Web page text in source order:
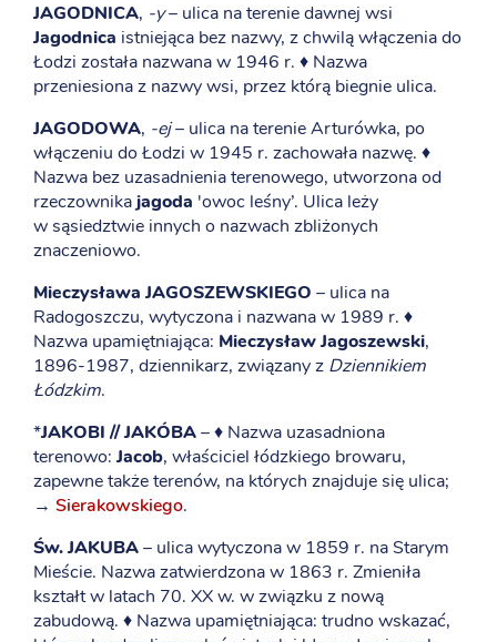
JAGODNICA, -y– ulica na terenie dawnej wsi
Jagodnica istniejąca bez nazwy, z chwilą włączenia do
Łodzi została nazwana w 1946 r. ♦ Nazwa
przeniesiona z nazwy wsi, przez którą biegnie ulica.
JAGODOWA, -ej– ulica na terenie Arturówka, po
włączeniu do Łodzi w 1945 r. zachowała nazwę. ♦
Nazwa bez uzasadnienia terenowego, utworzona od
rzeczownikajagoda 'owoc leśny’. Ulica leży
w sąsiedztwie innych o nazwach zbliżonych
znaczeniowo.
Mieczysława JAGOSZEWSKIEGO – ulica na
Radogoszczu, wytyczona i nazwana w 1989 r. ♦
Nazwa upamiętniająca: Mieczysław Jagoszewski,
1896-1987, dziennikarz, związany z Dziennikiem
Łódzkim.
*JAKOBI // JAKÓBA– ♦ Nazwa uzasadniona
terenowo:Jacob, właściciel łódzkiego browaru,
zapewne także terenów, na których znajduje się ulica;
→ Sierakowskiego.
Św. JAKUBA– ulica wytyczona w 1859 r. na Starym
Mieście. Nazwa zatwierdzona w 1863 r. Zmieniła
kształt w latach 70. XX w. w związku z nową
zabudową. ♦ Nazwa upamiętniająca: trudno wskazać,